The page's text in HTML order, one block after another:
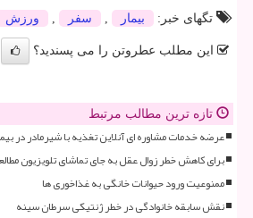
تگهای خبر:
بیمار سفر ورزش
این مطلب عطروتن را می پسندید؟
تازه ترین مطالب مرتبط
عرضه خدمات مشاوره ای آنلاین تغذیه با شیرمادر در
برای کاهش خطر زوال عقل به جای تماشای تلویزیون
ممنوعیت ورود حیوانات خانگی به غذاخوری ها
نقش سابقه خانوادگی در خطر ژنتیکی سرطان سینه